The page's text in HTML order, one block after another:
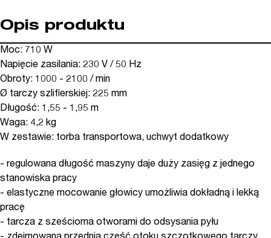
Opis produktu
Moc: 710 W
Napięcie zasilania: 230 V / 50 Hz
Obroty: 1000 - 2100 / min
Ø tarczy szlifierskiej: 225 mm
Długość: 1,55 - 1,95 m
Waga: 4,2 kg
W zestawie: torba transportowa, uchwyt dodatkowy
- regulowana długość maszyny daje duży zasięg z jednego
stanowiska pracy
- elastyczne mocowanie głowicy umożliwia dokładną i lekką
pracę
- tarcza z sześcioma otworami do odsysania pyłu